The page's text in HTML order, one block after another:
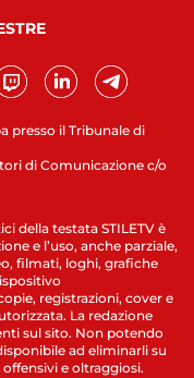
presso il Tribunale di
di Comunicazione c/o
della testata STILETV è
e l’uso, anche parziale,
filmati, loghi, grafiche
registrazioni, cover e
La redazione
sul sito. Non potendo
ad eliminarli su
e oltraggiosi.